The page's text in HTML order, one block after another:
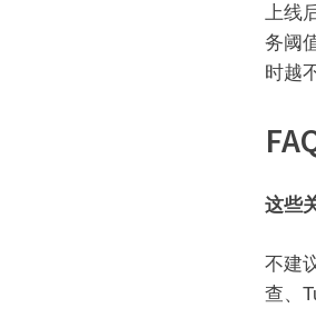
上
务阈
时越
这些
不建
查、